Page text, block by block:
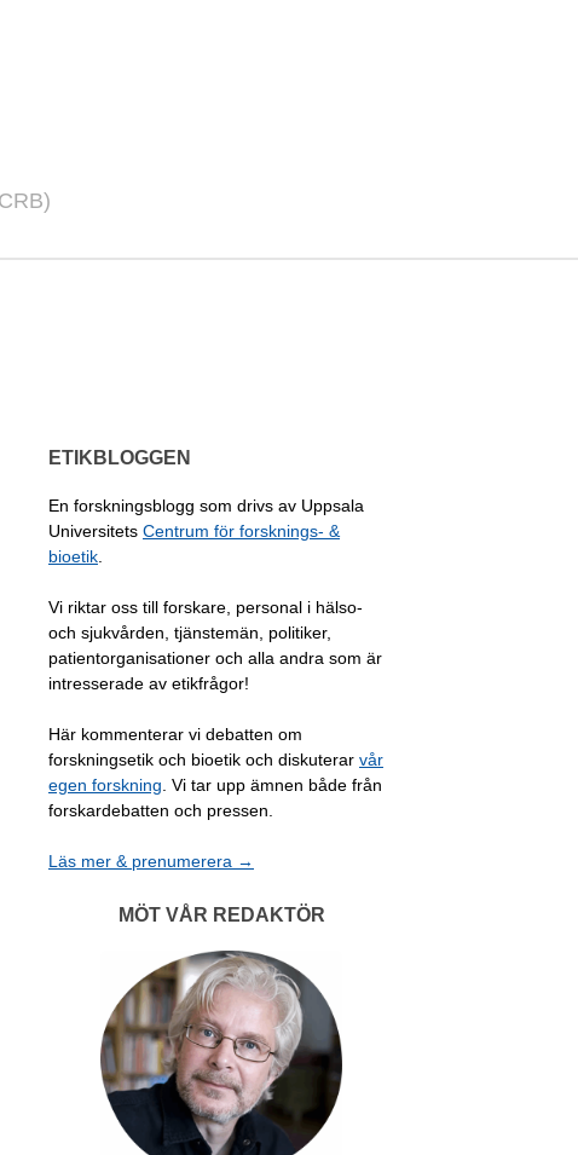
ETIKBLOGGEN
En forskningsblogg som drivs av Uppsala
Universitets Centrum för forsknings- &
bioetik
Vi riktar oss till forskare, personal i hälso-
och sjukvården, tjänstemän, politiker,
patientorganisationer och alla andra som är
intresserade av etikfrågor!
Här kommenterar vi debatten om
forskningsetik och bioetik och diskuterar vår
egen forskning . Vi tar upp ämnen både från
forskardebatten och pressen.
Läs mer & prenumerera →
MÖT VÅR REDAKTÖR